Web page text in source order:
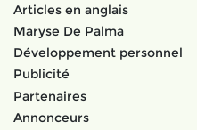
Articles en anglais
Maryse De Palma
Développement personnel
Publicité
Partenaires
Annonceurs